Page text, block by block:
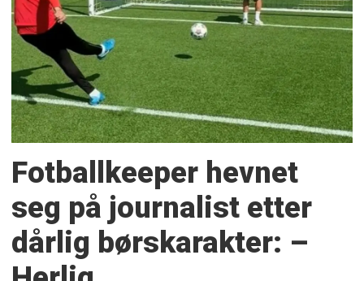
Fotballkeeper hevnet
seg på journalist etter
dårlig børskarakter: –